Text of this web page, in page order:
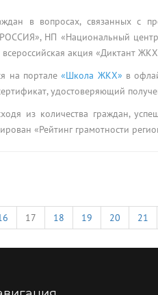
в вопросах, связанных с
НП «Национальный
акция «Диктант
на портале «Школа ЖКХ» в
удостоверяющий
из количества граждан,
«Рейтинг грамотности
17 18 19 20 21